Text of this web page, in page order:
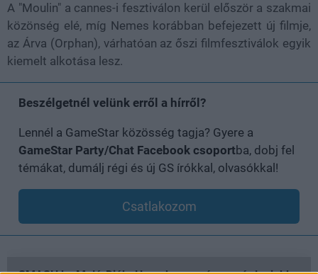
A "Moulin" a cannes-i fesztiválon kerül először a szakmai
közönség elé, míg Nemes korábban befejezett új filmje,
az Árva (Orphan), várhatóan az őszi filmfesztiválok egyik
kiemelt alkotása lesz.
Beszélgetnél velünk erről a hírről?
Lennél a GameStar közösség tagja? Gyere a
GameStar Party/Chat Facebook csoportba, dobj fel
témákat, dumálj régi és új GS írókkal, olvasókkal!
Csatlakozom